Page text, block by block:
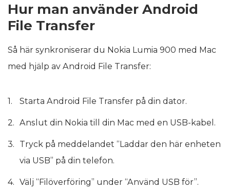
Hur man använder Android
File Transfer
Så här synkroniserar du Nokia Lumia 900 med Mac
med hjälp av Android File Transfer:
Starta Android File Transfer på din dator.
Anslut din Nokia till din Mac med en USB-kabel.
Tryck på meddelandet “Laddar den här enheten
via USB” på din telefon.
Välj “Filöverföring” under “Använd USB för”.